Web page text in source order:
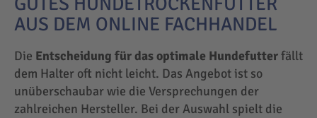
AUS DEM ONLINE FACHHANDEL
Die Entscheidung für das optimale Hundefutterfällt
dem Halter oft nicht leicht. Das Angebot ist so
unüberschaubar wie die Versprechungen der
zahlreichen Hersteller. Bei der Auswahl spielt die